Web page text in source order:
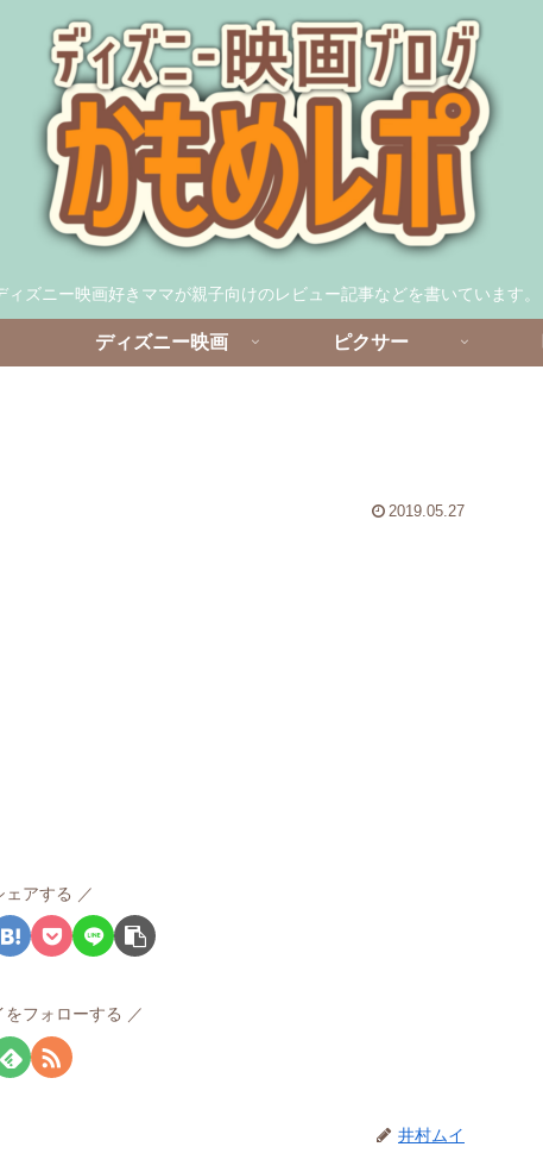
ィズニー映画好きママが親子向けのレビュー記事などを書いています。
ディズニー映画 ピクサー
2019.05.27
ェアする
をフォローする
井村ムイ